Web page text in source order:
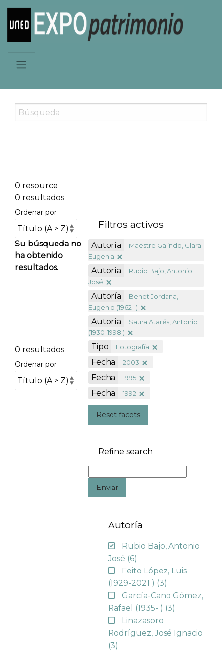
0 resource
0 resultados
Ordenar por
Su búsqueda no
ha obtenido
resultados.
0 resultados
Ordenar por
Filtros activos
Autoría
Maestre Galindo, Clara
Eugenia
Autoría
Rubio Bajo, Antonio
José
Autoría
Benet Jordana,
Eugenio (1962- )
Autoría
Saura Atarés, Antonio
(1930-1998 )
Tipo Fotografía
Fecha 2003
Fecha 1995
Fecha 1992
Reset facets
Refine search
Enviar
Autoría
Rubio Bajo, Antonio
José (6)
Feito López, Luis
(1929-2021 ) (3)
García-Cano Gómez,
Rafael (1935- ) (3)
Linazasoro
Rodríguez, José Ignacio
(3)